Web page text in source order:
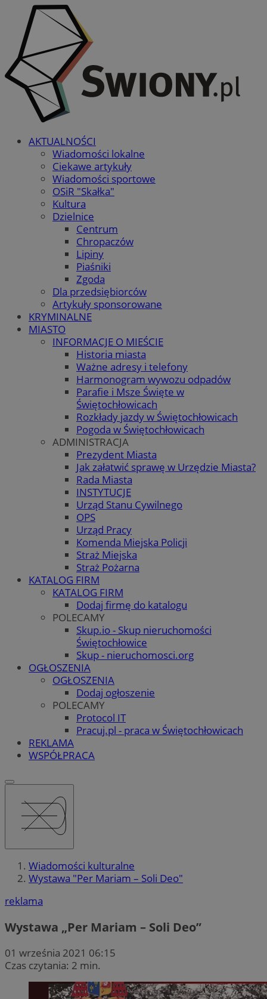
AKTUALNOŚCI
Wiadomości lokalne
Ciekawe artykuły
Wiadomości sportowe
OSiR "Skałka"
Kultura
Dzielnice
Centrum
Chropaczów
Lipiny
Piaśniki
Zgoda
Dla przedsiębiorców
Artykuły sponsorowane
KRYMINALNE
MIASTO
INFORMACJE O MIEŚCIE
Historia miasta
Ważne adresy i telefony
Harmonogram wywozu odpadów
Parafie i Msze Święte w
Świętochłowicach
Rozkłady jazdy w Świętochłowicach
Pogoda w Świętochłowicach
ADMINISTRACJA
Prezydent Miasta
Jak załatwić sprawę w Urzędzie Miasta?
Rada Miasta
INSTYTUCJE
Urząd Stanu Cywilnego
OPS
Urząd Pracy
Komenda Miejska Policji
Straż Miejska
Straż Pożarna
KATALOG FIRM
KATALOG FIRM
Dodaj firmę do katalogu
POLECAMY
Skup.io - Skup nieruchomości
Świętochłowice
Skup - nieruchomosci.org
OGŁOSZENIA
OGŁOSZENIA
Dodaj ogłoszenie
POLECAMY
Protocol IT
Pracuj.pl - praca w Świętochłowicach
REKLAMA
WSPÓŁPRACA
Wiadomości kulturalne
Wystawa "Per Mariam – Soli Deo"
reklama
Wystawa „Per Mariam – Soli Deo”
01 września 2021 06:15
Czas czytania: 2 min.